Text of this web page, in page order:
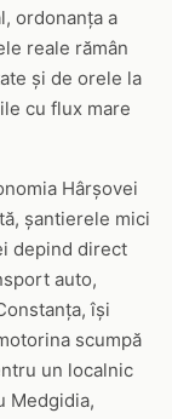
ordonanța a
reale rămân
și de orele la
cu flux mare
Hârșovei
șantierele mici
depind direct
auto,
își
scumpă
un localnic
Medgidia,